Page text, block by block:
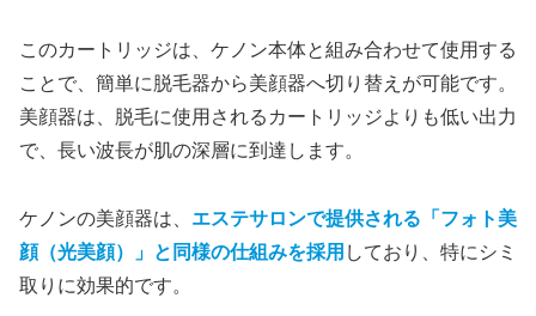
このカートリッジは、ケノン本体と組み合わせて使用する
ことで、簡単に脱毛器から美顔器へ切り替えが可能です。
美顔器は、脱毛に使用されるカートリッジよりも低い出力
で、長い波長が肌の深層に到達します。
ケノンの美顔器は、 エステサロンで提供される「フォト美
顔（光美顔）」と同様の仕組みを採用 しており、特にシミ
取りに効果的です。